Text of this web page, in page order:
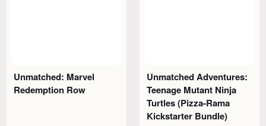
Unmatched: Marvel
Redemption Row
Unmatched Adventures:
Teenage Mutant Ninja
Turtles (Pizza-Rama
Kickstarter Bundle)